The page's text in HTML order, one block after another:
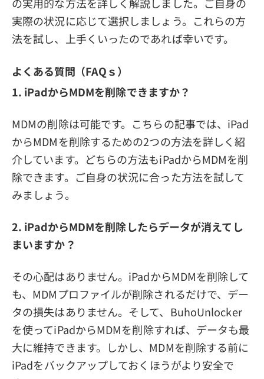
実際の状況に応じて選択しましょう。これらの方
法を試し、上手くいったのであれば幸いです。
よくある質問（FAQｓ）
1. iPadからMDMを削除できますか？
MDMの削除は可能です。こちらの記事では、iPad
からMDMを削除するための2つの方法を詳しく紹
介しています。どちらの方法もiPadからMDMを削
除できます。ご自身の状況に合った方法を試して
みましょう。
2. iPadからMDMを削除したらデータが消えてし
まいますか？
その心配はありません。iPadからMDMを削除して
も、MDMプロファイルが削除されるだけで、デー
タの損失はありません。そして、BuhoUnlocker
を使ってiPadからMDMを削除すれば、データも最
大に維持できます。しかし、MDMを削除する前に
iPadをバックアップしておくほうがより安全で